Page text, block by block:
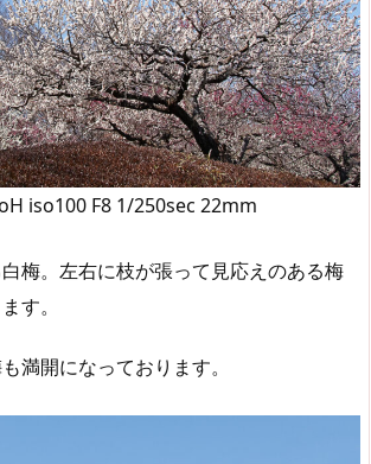
iso100 F8 1/250sec 22mm
梅。左右に枝が張って見応えのある梅
す。
満開になっております。